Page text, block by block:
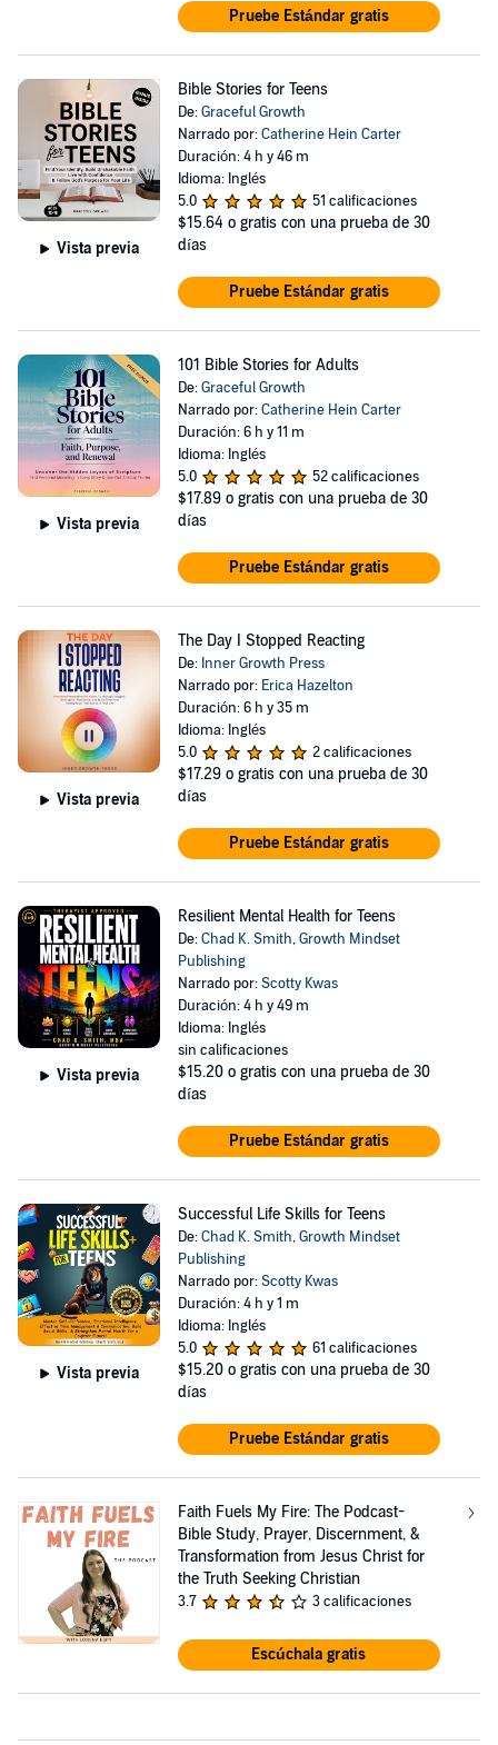
Pruebe Estándar gratis
Vista previa
Bible Stories for Teens
De:Graceful Growth
Narrado por:Catherine Hein Carter
Duración: 4 h y 46 m
Idioma: Inglés
5.0
51 calificaciones
$15.64 o gratis con una prueba de 30
días
Pruebe Estándar gratis
Vista previa
101 Bible Stories for Adults
De:Graceful Growth
Narrado por:Catherine Hein Carter
Duración: 6 h y 11 m
Idioma: Inglés
5.0
52 calificaciones
$17.89 o gratis con una prueba de 30
días
Pruebe Estándar gratis
Vista previa
The Day I Stopped Reacting
De: Inner Growth Press
Narrado por: Erica Hazelton
Duración: 6 h y 35 m
Idioma: Inglés
5.0
2 calificaciones
$17.29 o gratis con una prueba de 30
días
Pruebe Estándar gratis
Vista previa
Resilient Mental Health for Teens
De:Chad K. Smith,Growth Mindset
Publishing
Narrado por:Scotty Kwas
Duración: 4 h y 49 m
Idioma: Inglés
sin calificaciones
$15.20 o gratis con una prueba de 30
días
Pruebe Estándar gratis
Vista previa
Successful Life Skills for Teens
De:Chad K. Smith,Growth Mindset
Publishing
Narrado por:Scotty Kwas
Duración: 4 h y 1 m
Idioma: Inglés
5.0
61 calificaciones
$15.20 o gratis con una prueba de 30
días
Pruebe Estándar gratis
Faith Fuels My Fire: The Podcast-
Bible Study, Prayer, Discernment, &
Transformation from Jesus Christ for
the Truth Seeking Christian
3.7 3 calificaciones
Escúchala gratis